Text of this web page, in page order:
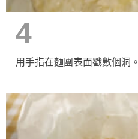
4
用手指在麵團表面戳數個洞。